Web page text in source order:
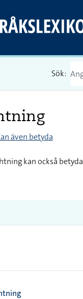
Sök:
även betyda
kan också betyda